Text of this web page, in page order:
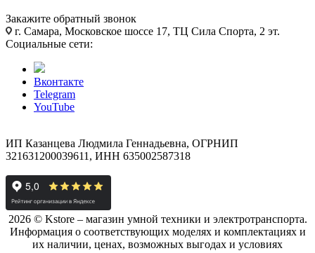
Закажите обратный звонок
г. Самара, Московское шоссе 17, ТЦ Сила Спорта, 2 эт.
Социальные сети:
Вконтакте
Telegram
YouTube
ИП Казанцева Людмила Геннадьевна, ОГРНИП
321631200039611, ИНН 635002587318
2026 © Kstore – магазин умной техники и электротранспорта.
Информация о соответствующих моделях и комплектациях и
их наличии, ценах, возможных выгодах и условиях